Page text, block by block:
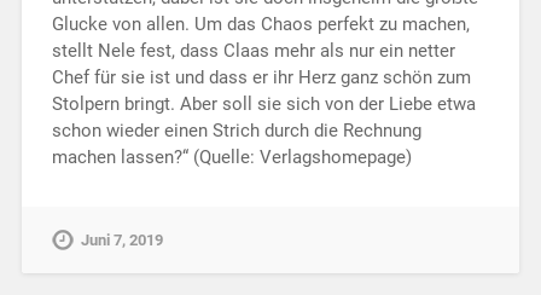
Glucke von allen. Um das Chaos perfekt zu machen,
stellt Nele fest, dass Claas mehr als nur ein netter
Chef für sie ist und dass er ihr Herz ganz schön zum
Stolpern bringt. Aber soll sie sich von der Liebe etwa
schon wieder einen Strich durch die Rechnung
machen lassen?“ (Quelle: Verlagshomepage)
Juni 7, 2019